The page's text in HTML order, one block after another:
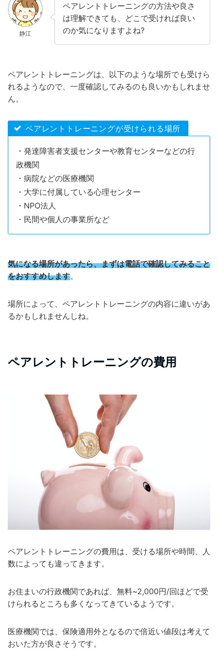
静江
ペアレントトレーニングの方法や良さ
は理解できても、どこで受ければ良い
のか気になりますよね?
ペアレントトレーニングは、以下のような場所でも受けら
れるようなので、一度確認してみるのも良いかもしれませ
ん。
ペアレントトレーニングが受けられる場所
・発達障害者支援センターや教育センターなどの行
政機関
・病院などの医療機関
・大学に付属している心理センター
・NPO法人
・民間や個人の事業所など
気になる場所があったら、まずは電話で確認してみること
をおすすめします。
場所によって、ペアレントトレーニングの内容に違いがあ
るかもしれませんしね。
ペアレントトレーニングの費用
ペアレントトレーニングの費用は、受ける場所や時間、人
数によっても違ってきます。
お住まいの行政機関であれば、無料~2,000円/回ほどで受
けられるところも多くなってきているようです。
医療機関では、保険適用外となるので倍近い値段は考えて
おいた方が良さそうです。